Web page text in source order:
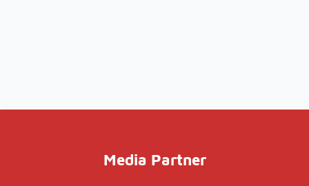
Media Partner